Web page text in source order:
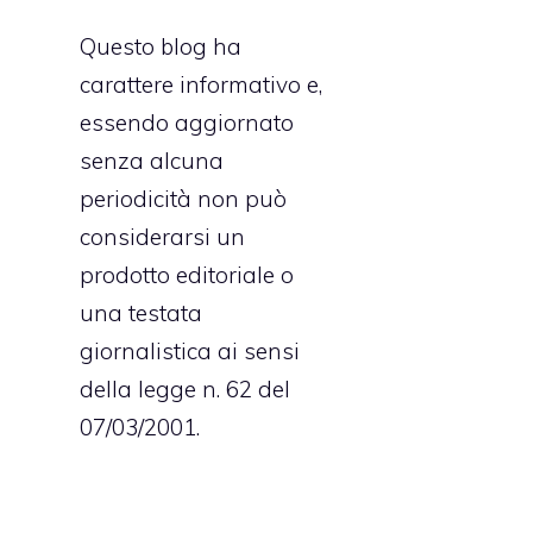
Questo blog ha
carattere informativo e,
essendo aggiornato
senza alcuna
periodicità non può
considerarsi un
prodotto editoriale o
una testata
giornalistica ai sensi
della legge n. 62 del
07/03/2001.